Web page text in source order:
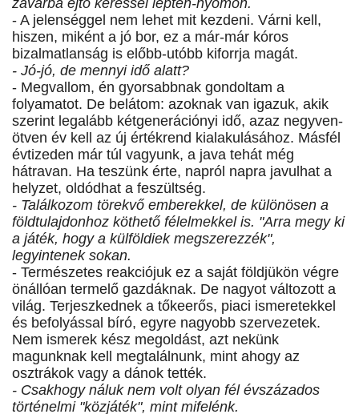
zavarba ejtő kéréssel lépten-nyomon.
- A jelenséggel nem lehet mit kezdeni. Várni kell,
hiszen, miként a jó bor, ez a már-már kóros
bizalmatlanság is előbb-utóbb kiforrja magát.
- Jó-jó, de mennyi idő alatt?
- Megvallom, én gyorsabbnak gondoltam a
folyamatot. De belátom: azoknak van igazuk, akik
szerint legalább kétgenerációnyi idő, azaz negyven-
ötven év kell az új értékrend kialakulásához. Másfél
évtizeden már túl vagyunk, a java tehát még
hátravan. Ha teszünk érte, napról napra javulhat a
helyzet, oldódhat a feszültség.
- Találkozom törekvő emberekkel, de különösen a
földtulajdonhoz köthető félelmekkel is. "Arra megy ki
a játék, hogy a külföldiek megszerezzék",
legyintenek sokan.
- Természetes reakciójuk ez a saját földjükön végre
önállóan termelő gazdáknak. De nagyot változott a
világ. Terjeszkednek a tőkeerős, piaci ismeretekkel
és befolyással bíró, egyre nagyobb szervezetek.
Nem ismerek kész megoldást, azt nekünk
magunknak kell megtalálnunk, mint ahogy az
osztrákok vagy a dánok tették.
- Csakhogy náluk nem volt olyan fél évszázados
történelmi "közjáték", mint mifelénk.